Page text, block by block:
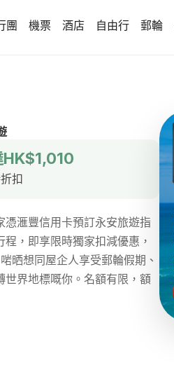
團 機票 酒店 自由行 郵輪
扣
憑滙豐信用卡預訂永安旅遊指
，即享限時獨家扣減優惠，
晒想同屋企人享受郵輪假期、
世界地標嘅你。名額有限，額